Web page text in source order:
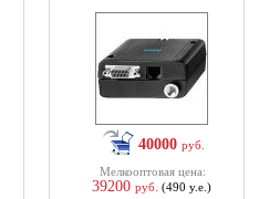
40000 руб.
Мелкооптовая цена:
39200 руб. (490 у.е.)